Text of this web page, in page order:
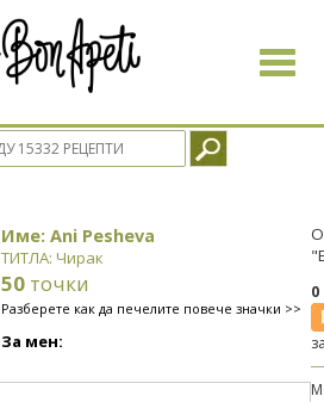
Toggle
Име: Ani Pesheva
ТИТЛА: Чирак
50 точки
Разберете как да печелите повече значки >>
За мен: